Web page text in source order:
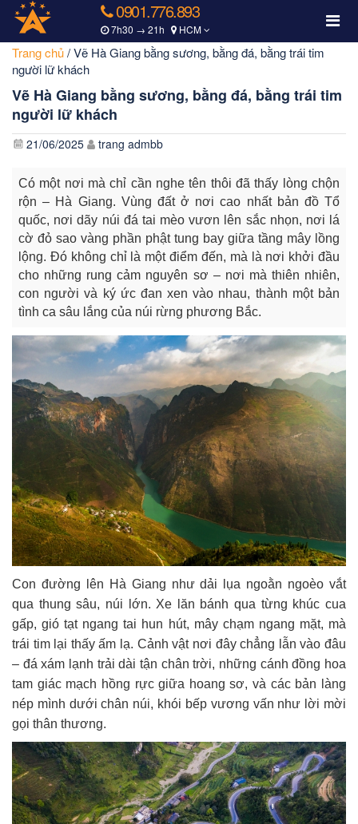
0901.776.893
7h30 → 21h HCM
Trang chủ/Vẽ Hà Giang bằng sương, bằng đá, bằng trái tim
người lữ khách
Vẽ Hà Giang bằng sương, bằng đá, bằng trái tim
người lữ khách
21/06/2025 trang admbb
Có một nơi mà chỉ cần nghe tên thôi đã thấy lòng chộn
rộn – Hà Giang. Vùng đất ở nơi cao nhất bản đồ Tổ
quốc, nơi dãy núi đá tai mèo vươn lên sắc nhọn, nơi lá
cờ đỏ sao vàng phần phật tung bay giữa tầng mây lồng
lộng. Đó không chỉ là một điểm đến, mà là nơi khởi đầu
cho những rung cảm nguyên sơ – nơi mà thiên nhiên,
con người và ký ức đan xen vào nhau, thành một bản
tình ca sâu lắng của núi rừng phương Bắc.
Con đường lên Hà Giang như dải lụa ngoằn ngoèo vắt
qua thung sâu, núi lớn. Xe lăn bánh qua từng khúc cua
gấp, gió tạt ngang tai hun hút, mây chạm ngang mặt, mà
trái tim lại thấy ấm lạ. Cảnh vật nơi đây chẳng lẫn vào đâu
– đá xám lạnh trải dài tận chân trời, những cánh đồng hoa
tam giác mạch hồng rực giữa hoang sơ, và các bản làng
nép mình dưới chân núi, khói bếp vương vấn như lời mời
gọi thân thương.